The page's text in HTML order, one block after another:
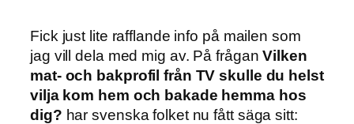
Fick just lite rafflande info på mailen som
jag vill dela med mig av. På fråganVilken
mat- och bakprofil från TV skulle du helst
vilja kom hem och bakade hemma hos
dig? har svenska folket nu fått säga sitt: